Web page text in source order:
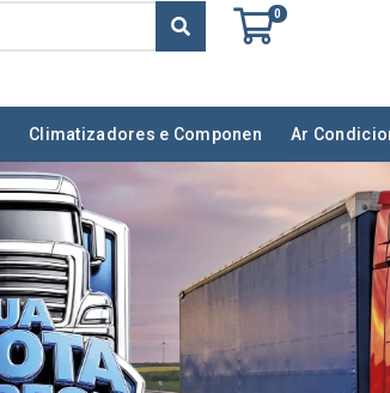
0
Climatizadores e Componen Ar